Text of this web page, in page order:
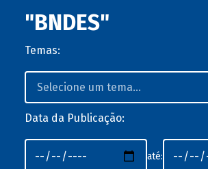
"BNDES"
Temas:
Data da Publicação:
até: